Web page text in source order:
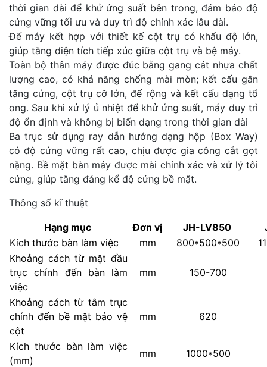
thời gian dài để khử ứng suất bên trong, đảm bảo độ
cứng vững tối ưu và duy trì độ chính xác lâu dài.
Đế máy kết hợp với thiết kế cột trụ có khẩu độ lớn,
giúp tăng diện tích tiếp xúc giữa cột trụ và bệ máy.
Toàn bộ thân máy được đúc bằng gang cát nhựa chất
lượng cao, có khả năng chống mài mòn; kết cấu gân
tăng cứng, cột trụ cỡ lớn, đế rộng và kết cấu dạng tổ
ong. Sau khi xử lý ủ nhiệt để khử ứng suất, máy duy trì
độ ổn định và không bị biến dạng trong thời gian dài
Ba trục sử dụng ray dẫn hướng dạng hộp (Box Way)
có độ cứng vững rất cao, chịu được gia công cắt gọt
nặng. Bề mặt bàn máy được mài chính xác và xử lý tôi
cứng, giúp tăng đáng kể độ cứng bề mặt.
Thông số kĩ thuật
Hạng mục Đơn vị JH-LV850
Kích thước bàn làm việc
mm 800*500*500
Khoảng cách từ mặt đầu
trục chính đến bàn làm
việc
mm 150-700
Khoảng cách từ tâm trục
chính đến bề mặt bảo vệ
cột
mm 620
Kích thước bàn làm việc
(mm)
mm
1000*500